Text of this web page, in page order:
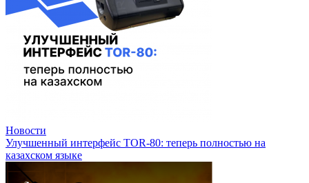
Новости
Улучшенный интерфейс TOR-80: теперь полностью на
казахском языке